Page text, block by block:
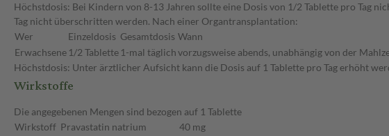
Höchstdosis: Bei Kindern von 8-13 Jahren sollte eine Dosis von 1/2 Tablette pro Tag
Tag nicht überschritten werden. Nach einer Organtransplantation:
Wer
Einzeldosis Gesamtdosis Wann
Erwachsene 1/2 Tablette 1-mal täglichvorzugsweise abends, unabhängig von der
Höchstdosis: Unter ärztlicher Aufsicht kann die Dosis auf 1 Tablette pro Tag erhöht
Wirkstoffe
Die angegebenen Mengen sind bezogen auf 1 Tablette
Wirkstoff Pravastatin natrium
40 mg